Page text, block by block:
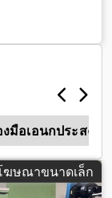
งมือเอนกประสงค์
ฆษณาขนาดเล็ก